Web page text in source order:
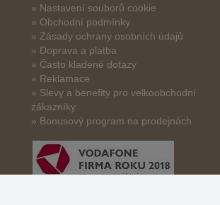
» Nastavení souborů cookie
» Obchodní podmínky
» Zásady ochrany osobních údajů
» Doprava a platba
» Často kladené dotazy
» Reklamace
» Slevy a benefity pro velkoobchodní
zákazníky
» Bonusový program na prodejnách